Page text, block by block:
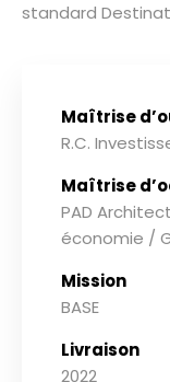
standard
Maîtrise
R.C.
Maîtrise
PAD
économie /
Mission
BASE
Livraison
2022